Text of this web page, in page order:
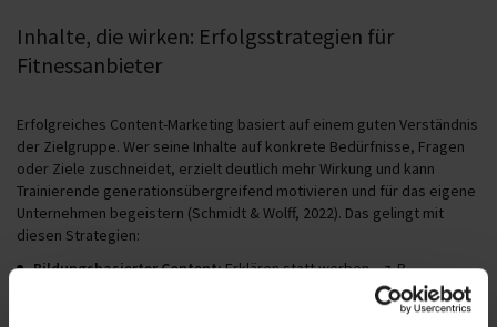
Inhalte, die wirken: Erfolgsstrategien für
Fitnessanbieter
Erfolgreiches Content-Marketing basiert auf einem guten Verständnis
der Zielgruppe. Wer seine Inhalte auf konkrete Bedürfnisse, Fragen
oder Ziele zuschneidet, erzielt deutlich mehr Wirkung und kann
Trainierende generationsübergreifend motivieren und für das eigene
Unternehmen begeistern (Schmidt & Wolff, 2022). Das gelingt mit
diesen Strategien:
Bildungsbasierter Content:Erklären statt werben – z. B.
Trainingsvideos, Reels mit Übungstipps oder Ernährungshacks.